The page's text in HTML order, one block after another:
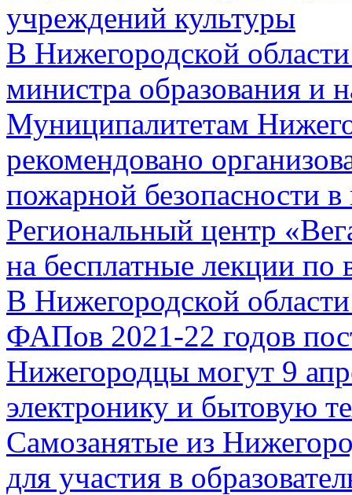
учреждений культуры
В Нижегородской
министра образования и
Муниципалитетам
рекомендовано
пожарной безопасности
Региональный центр
на бесплатные лекции по
В Нижегородской
ФАПов 2021-22 годов
Нижегородцы могут 9
электронику и бытовую
Самозанятые из
для участия в